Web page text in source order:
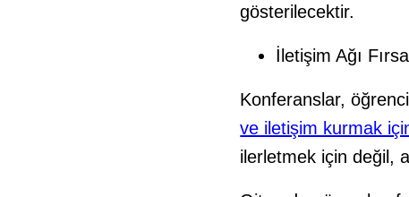
gösterilecektir.
İletişim Ağı
Konferanslar,
ve iletişim kurmak
ilerletmek için değil,